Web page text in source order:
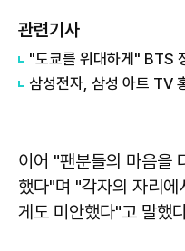
관련기사
삼성전자, 삼성 아트 TV
이어 "팬분들의 마음을
했다"며 "각자의 자리에
게도 미안했다"고 말했